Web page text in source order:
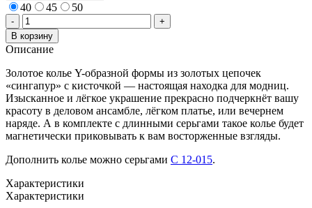
40 45 50
-
Количество
товара
КОЛЬЕ
ИЗ
ЗОЛОТА
+
В корзину
Описание
Золотое колье Y-образной формы из золотых цепочек
«сингапур» с кисточкой — настоящая находка для модниц.
Изысканное и лёгкое украшение прекрасно подчеркнёт вашу
красоту в деловом ансамбле, лёгком платье, или вечернем
наряде. А в комплекте с длинными серьгами такое колье будет
магнетически приковывать к вам восторженные взгляды.
Дополнить колье можно серьгами С 12-015.
Характеристики
Характеристики